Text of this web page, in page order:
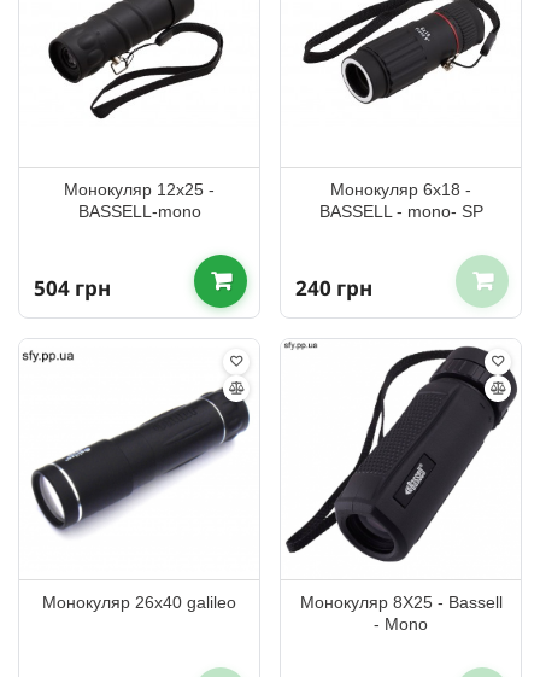
Монокуляр 12x25 -
BASSELL-mono
504 грн
Монокуляр 6x18 -
BASSELL - mono- SP
240 грн
Монокуляр 26х40 galileo
Монокуляр 8Х25 - Bassell
- Mono